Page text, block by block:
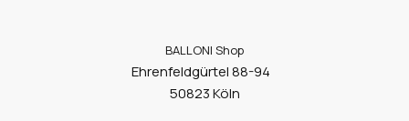
BALLONI Shop
Ehrenfeldgürtel 88-94
50823 Köln